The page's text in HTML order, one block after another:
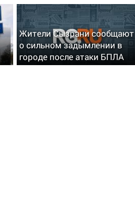
Жители Сызрани сообщают
о сильном задымлении в
городе после атаки БПЛА